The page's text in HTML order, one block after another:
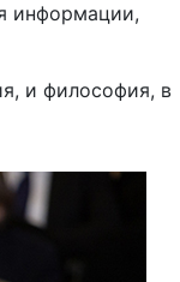
информации,
и философия, в